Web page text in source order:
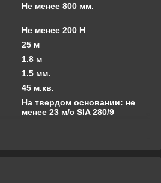
Не менее 800 мм.
Не менее 200 Н
25 м
1.8 м
1.5 мм.
45 м.кв.
На твердом основании: не
менее 23 м/с SIA 280/9